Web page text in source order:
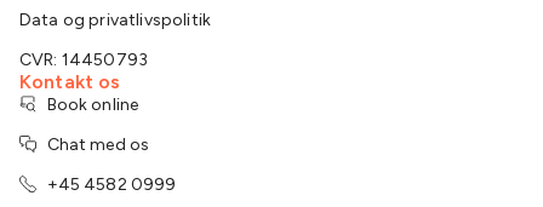
Data og privatlivspolitik
CVR: 14450793
Kontakt os
Book online
Chat med os
+45 4582 0999